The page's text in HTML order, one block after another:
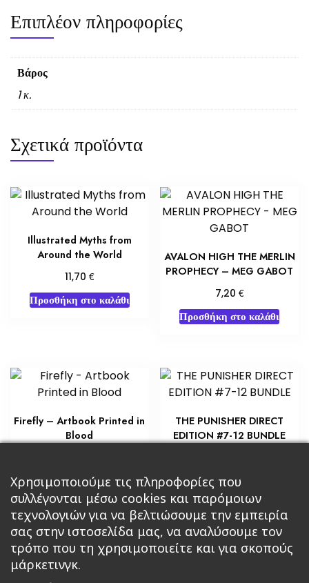
Επιπλέον πληροφορίες
Βάρος
1 κ.
Σχετικά προϊόντα
Illustrated Myths from
Around the World
11,70 €
Προσθήκη στο καλάθι
AVALON HIGH THE MERLIN
PROPHECY – MEG GABOT
7,20 €
Προσθήκη στο καλάθι
Firefly – Artbook Printed in
Blood
Προσθήκη στο καλάθι
THE PUNISHER DIRECT
EDITION #7-12 BUNDLE
Προσθήκη στο καλάθι
Χρησιμοποιούμε τις πληροφορίες που
συλλέγονται μέσω cookies και παρόμοιων
τεχνολογιών για να βελτιώσουμε την εμπειρία
σας στην ιστοσελίδα μας, να αναλύσουμε τον
τρόπο που τη χρησιμοποιείτε και για σκοπούς
μάρκετινγκ.